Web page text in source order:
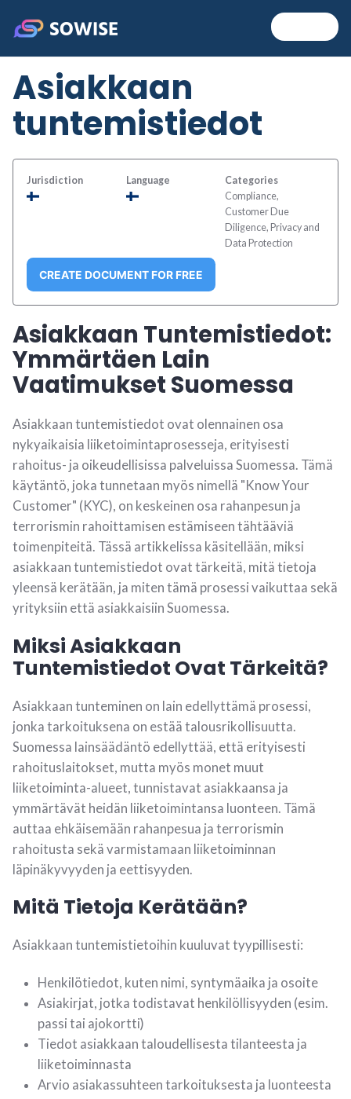
Sowise
Asiakkaan
tuntemistiedot
Jurisdiction Language
Categories
Compliance,
Customer Due
Diligence, Privacy and
Data Protection
CREATE DOCUMENT FOR FREE
Asiakkaan Tuntemistiedot:
Ymmärtäen Lain
Vaatimukset Suomessa
Asiakkaan tuntemistiedot ovat olennainen osa
nykyaikaisia liiketoimintaprosesseja, erityisesti
rahoitus- ja oikeudellisissa palveluissa Suomessa. Tämä
käytäntö, joka tunnetaan myös nimellä "Know Your
Customer" (KYC), on keskeinen osa rahanpesun ja
terrorismin rahoittamisen estämiseen tähtääviä
toimenpiteitä. Tässä artikkelissa käsitellään, miksi
asiakkaan tuntemistiedot ovat tärkeitä, mitä tietoja
yleensä kerätään, ja miten tämä prosessi vaikuttaa sekä
yrityksiin että asiakkaisiin Suomessa.
Miksi Asiakkaan
Tuntemistiedot Ovat Tärkeitä?
Asiakkaan tunteminen on lain edellyttämä prosessi,
jonka tarkoituksena on estää talousrikollisuutta.
Suomessa lainsäädäntö edellyttää, että erityisesti
rahoituslaitokset, mutta myös monet muut
liiketoiminta-alueet, tunnistavat asiakkaansa ja
ymmärtävät heidän liiketoimintansa luonteen. Tämä
auttaa ehkäisemään rahanpesua ja terrorismin
rahoitusta sekä varmistamaan liiketoiminnan
läpinäkyvyyden ja eettisyyden.
Mitä Tietoja Kerätään?
Asiakkaan tuntemistietoihin kuuluvat tyypillisesti:
Henkilötiedot, kuten nimi, syntymäaika ja osoite
Asiakirjat, jotka todistavat henkilöllisyyden (esim.
passi tai ajokortti)
Tiedot asiakkaan taloudellisesta tilanteesta ja
liiketoiminnasta
Arvio asiakassuhteen tarkoituksesta ja luonteesta